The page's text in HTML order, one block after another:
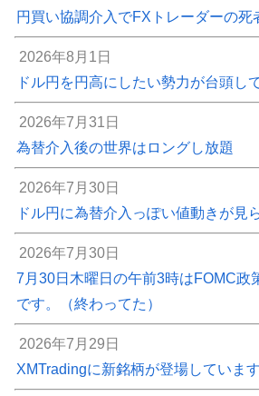
円買い協調介入でFXトレーダーの死
2026年8月1日
ドル円を円高にしたい勢力が台頭し
2026年7月31日
為替介入後の世界はロングし放題
2026年7月30日
ドル円に為替介入っぽい値動きが見
2026年7月30日
7月30日木曜日の午前3時はFOMC政
です。（終わってた）
2026年7月29日
XMTradingに新銘柄が登場しています